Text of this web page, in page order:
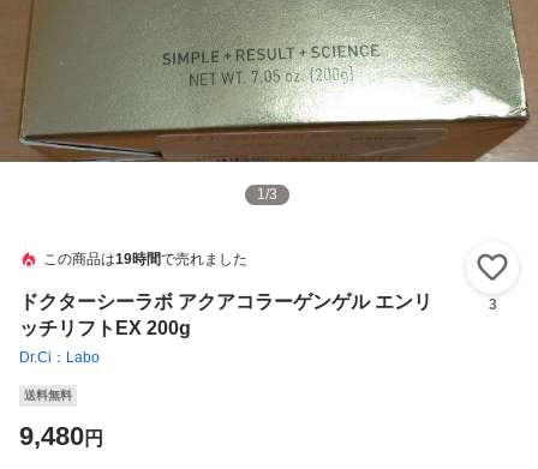
1/3
この商品は19時間で売れました
ドクターシーラボ アクアコラーゲンゲル エンリ
ッチリフトEX 200g
Dr.Ci：Labo
3
送料無料
9,480円